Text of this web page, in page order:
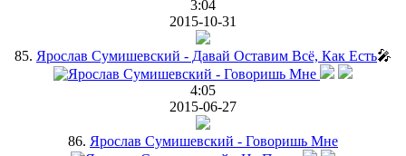
3:04
2015-10-31
85. Ярослав Сумишевский - Давай Оставим Всё, Как Есть🎤
4:05
2015-06-27
86. Ярослав Сумишевский - Говоришь Мне